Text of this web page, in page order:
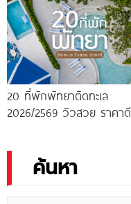
20 ที่พักพัทยาติดทะเล
2026/2569 วิวสวย ราคาดี
ค้นหา